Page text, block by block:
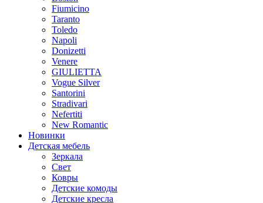
Fiumicino
Taranto
Toledo
Napoli
Donizetti
Venere
GIULIETTA
Vogue Silver
Santorini
Stradivari
Nefertiti
New Romantic
Новинки
Детская мебель
Зеркала
Свет
Ковры
Детские комоды
Детские кресла